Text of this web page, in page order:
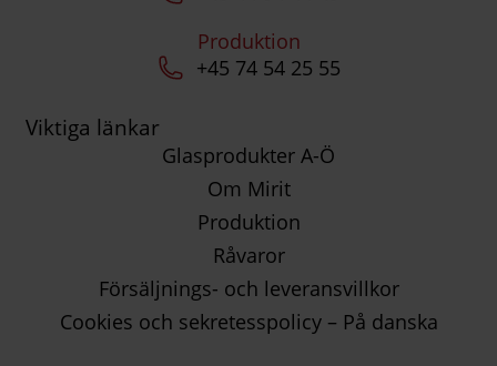
Produktion
+45 74 54 25 55
Viktiga länkar
Glasprodukter A-Ö
Om Mirit
Produktion
Råvaror
Försäljnings- och leveransvillkor
Cookies och sekretesspolicy – På danska